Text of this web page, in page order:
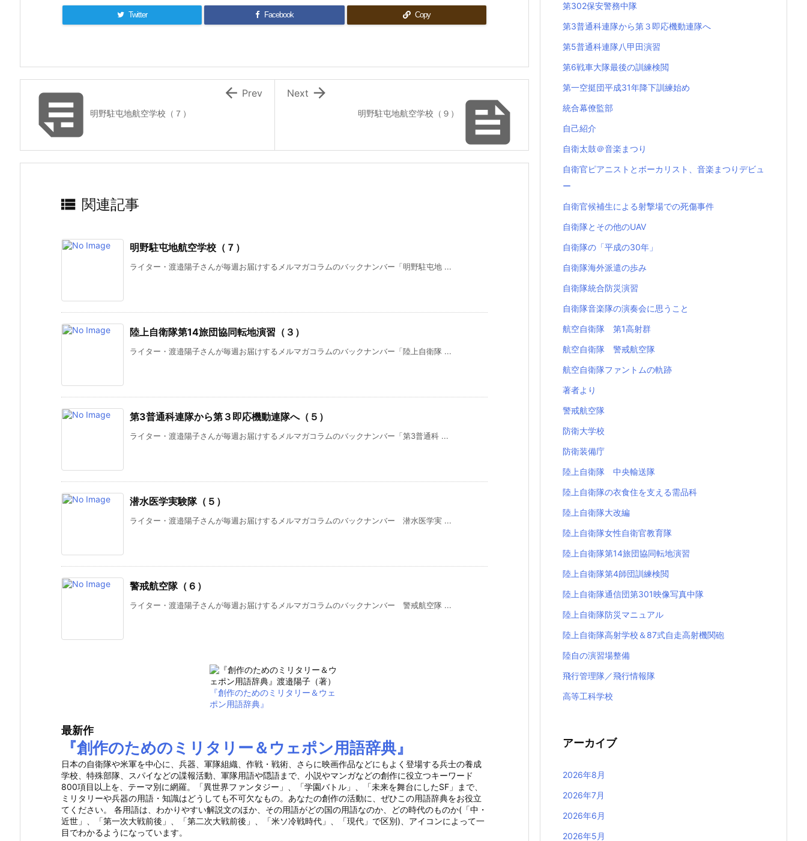
Twitter Facebook Copy

明野駐屯地航空学校（９）

Next
明野駐屯地航空学校（７）
 Prev
 関連記事
明野駐屯地航空学校（７）
ライター・渡邉陽子さんが毎週お届けするメルマガコラムのバックナンバー「明野駐屯地 ...
陸上自衛隊第14旅団協同転地演習（３）
ライター・渡邉陽子さんが毎週お届けするメルマガコラムのバックナンバー「陸上自衛隊 ...
第3普通科連隊から第３即応機動連隊へ（５）
ライター・渡邉陽子さんが毎週お届けするメルマガコラムのバックナンバー「第3普通科 ...
潜水医学実験隊（５）
ライター・渡邉陽子さんが毎週お届けするメルマガコラムのバックナンバー 潜水医学実 ...
警戒航空隊（６）
ライター・渡邉陽子さんが毎週お届けするメルマガコラムのバックナンバー 警戒航空隊 ...
『創作のためのミリタリー＆ウェ
ポン用語辞典』
最新作
『創作のためのミリタリー＆ウェポン用語辞典』
日本の自衛隊や米軍を中心に、兵器、軍隊組織、作戦・戦術、さらに映画作品などにもよく登場する兵士の養成
学校、特殊部隊、スパイなどの諜報活動、軍隊用語や隠語まで、小説やマンガなどの創作に役立つキーワード
800項目以上を、テーマ別に網羅。「異世界ファンタジー」、「学園バトル」、「未来を舞台にしたSF」まで、
ミリタリーや兵器の用語・知識はどうしても不可欠なもの。あなたの創作の活動に、ぜひこの用語辞典をお役立
てください。 各用語は、わかりやすい解説文のほか、その用語がどの国の用語なのか、どの時代のものか(「中・
近世」、「第一次大戦前後」、「第二次大戦前後」、「米ソ冷戦時代」、「現代」で区別)、アイコンによって一
目でわかるようになっています。
第302保安警務中隊
第3普通科連隊から第３即応機動連隊へ
第5普通科連隊八甲田演習
第6戦車大隊最後の訓練検閲
第一空挺団平成31年降下訓練始め
統合幕僚監部
自己紹介
自衛太鼓＠音楽まつり
自衛官ピアニストとボーカリスト、音楽まつりデビュ
ー
自衛官候補生による射撃場での死傷事件
自衛隊とその他のUAV
自衛隊の「平成の30年」
自衛隊海外派遣の歩み
自衛隊統合防災演習
自衛隊音楽隊の演奏会に思うこと
航空自衛隊 第1高射群
航空自衛隊 警戒航空隊
航空自衛隊ファントムの軌跡
著者より
警戒航空隊
防衛大学校
防衛装備庁
陸上自衛隊 中央輸送隊
陸上自衛隊の衣食住を支える需品科
陸上自衛隊大改編
陸上自衛隊女性自衛官教育隊
陸上自衛隊第14旅団協同転地演習
陸上自衛隊第4師団訓練検閲
陸上自衛隊通信団第301映像写真中隊
陸上自衛隊防災マニュアル
陸上自衛隊高射学校＆87式自走高射機関砲
陸自の演習場整備
飛行管理隊／飛行情報隊
高等工科学校
アーカイブ
2026年8月
2026年7月
2026年6月
2026年5月